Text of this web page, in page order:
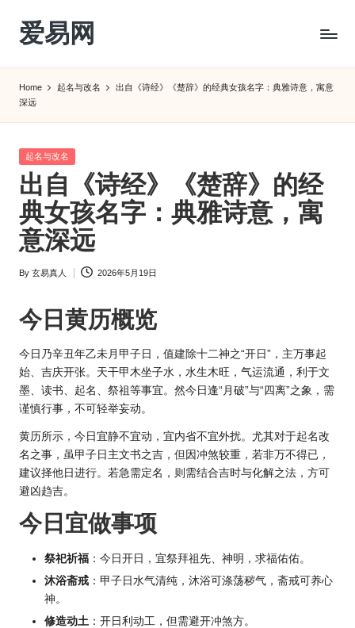
Skip
content
爱易网
阳
农
历
阴
历
查
询
Home 起名与改名
出自《诗经》《楚辞》的经典女孩名字：典雅诗意，寓意
深远
Posted
起名与改名
出自《诗经》《楚辞》的经
典女孩名字：典雅诗意，寓
意深远
Posted
By 玄易真人 2026年5月19日
今日 黄历概览
今日乃辛丑年乙未月甲子日，值建除十二神之“开日”，主万事起
始、吉庆开张。天干甲木坐子水，水生木旺，气运流通，利于文
墨、读书、起名、祭祖等事宜。然今日逢“月破”与“四离”之象，需
谨慎行事，不可轻举妄动。
黄历所示，今日宜静不宜动，宜内省不宜外扰。尤其对于起名改
名之事，虽甲子日主文书之吉，但因冲煞较重，若非万不得已，
建议择他日进行。若急需定名，则需结合吉时与化解之法，方可
避凶趋吉。
今日宜做事项
祭祀祈福 ：今日开日，宜祭拜祖先、神明，求福佑佑。
沐浴斋戒 ：甲子日水气清纯，沐浴可涤荡秽气，斋戒可养心
神。
修造动土 ：开日利动工，但需避开冲煞方。